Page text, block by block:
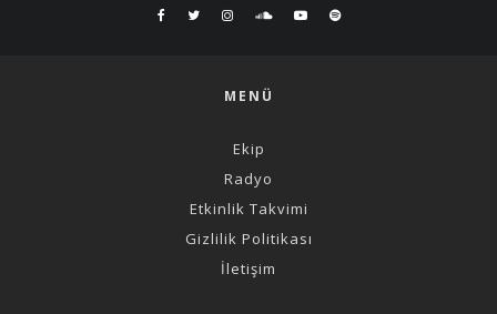
MENÜ
Ekip
Radyo
Etkinlik Takvimi
Gizlilik Politikası
İletişim